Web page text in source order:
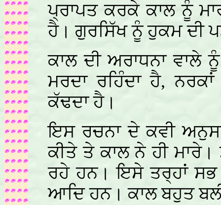
ਪ੍ਰਾਪਤ ਕਰਕੇ ਕਾਲ ਨੂੰ
ਹੈ। ਗੁਰਸਿੱਖ ਨੂੰ ਹੁਕਮ ਦੀ
ਕਾਲ ਦੀ ਅਰਾਧਨਾ ਵਾਲੇ
ਮਰਦਾ ਰਹਿੰਦਾ ਹੈ,
ਕੱਢਦਾ ਹੈ।
ਇਸ ਰਚਨਾ ਦੇ ਕਵੀ
ਕੀਤੇ ਤੇ ਕਾਲ ਨੇ ਹੀ
ਰਹੇ ਹਨ। ਇਸੇ ਤਰ੍ਹਾਂ
ਆਦਿ ਹਨ। ਕਾਲ ਬਹੁਤ